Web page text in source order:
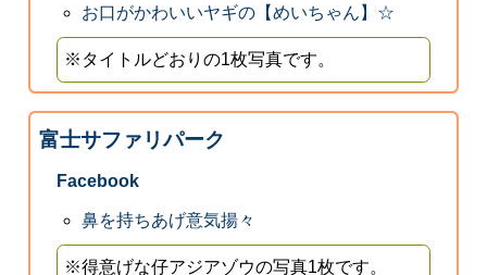
お口がかわいいヤギの【めいちゃん】☆
※タイトルどおりの1枚写真です。
富士サファリパーク
Facebook
鼻を持ちあげ意気揚々
※得意げな仔アジアゾウの写真1枚です。